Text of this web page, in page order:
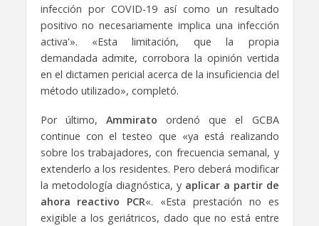
infección por COVID-19 así como un resultado
positivo no necesariamente implica una infección
activa'». «Esta limitación, que la propia
demandada admite, corrobora la opinión vertida
en el dictamen pericial acerca de la insuficiencia del
método utilizado», completó.
Por último, Ammirato ordenó que el GCBA
continue con el testeo que «ya está realizando
sobre los trabajadores, con frecuencia semanal, y
extenderlo a los residentes. Pero deberá modificar
la metodología diagnóstica, y aplicar a partir de
ahora reactivo PCR«. «Esta prestación no es
exigible a los geriátricos, dado que no está entre